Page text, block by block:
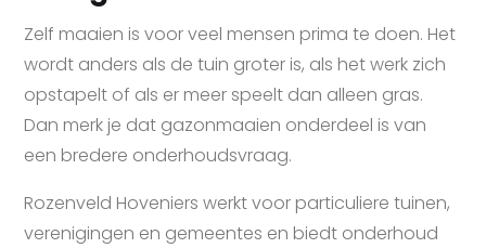
Zelf maaien is voor veel mensen prima te doen. Het
wordt anders als de tuin groter is, als het werk zich
opstapelt of als er meer speelt dan alleen gras.
Dan merk je dat gazonmaaien onderdeel is van
een bredere onderhoudsvraag.
Rozenveld Hoveniers werkt voor particuliere tuinen,
verenigingen en gemeentes en biedt onderhoud